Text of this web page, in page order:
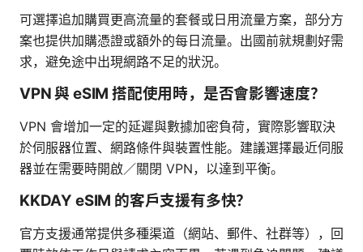
可選擇追加購買更高流量的套餐或日用流量方案，部分方
案也提供加購憑證或額外的每日流量。出國前就規劃好需
求，避免途中出現網路不足的狀況。
VPN 與 eSIM 搭配使用時，是否會影響速度？
VPN 會增加一定的延遲與數據加密負荷，實際影響取決
於伺服器位置、網路條件與裝置性能。建議選擇最近伺服
器並在需要時開啟／關閉 VPN，以達到平衡。
KKDAY eSIM 的客戶支援有多快？
官方支援通常提供多種渠道（網站、郵件、社群等），回